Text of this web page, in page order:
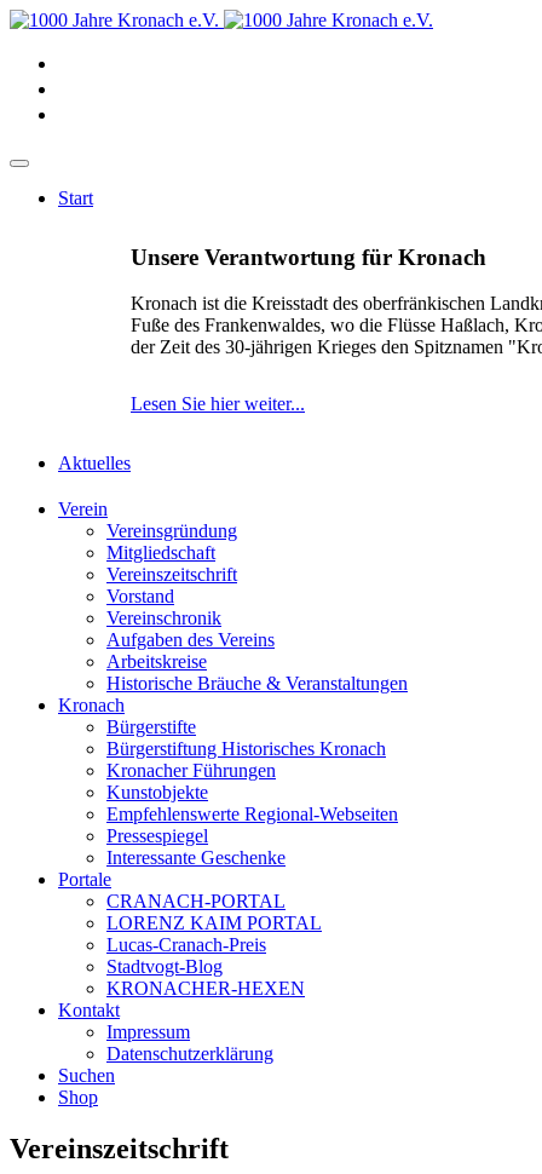
Start
Unsere Verantwortung für Kronach
Kronach ist die Kreisstadt des oberfränkischen
Fuße des Frankenwaldes, wo die Flüsse Haßlach,
der Zeit des 30-jährigen Krieges den Spitznamen
Lesen Sie hier weiter...
Aktuelles
Verein
Vereinsgründung
Mitgliedschaft
Vereinszeitschrift
Vorstand
Vereinschronik
Aufgaben des Vereins
Arbeitskreise
Historische Bräuche & Veranstaltungen
Kronach
Bürgerstifte
Bürgerstiftung Historisches Kronach
Kronacher Führungen
Kunstobjekte
Empfehlenswerte Regional-Webseiten
Pressespiegel
Interessante Geschenke
Portale
CRANACH-PORTAL
LORENZ KAIM PORTAL
Lucas-Cranach-Preis
Stadtvogt-Blog
KRONACHER-HEXEN
Kontakt
Impressum
Datenschutzerklärung
Suchen
Shop
Vereinszeitschrift